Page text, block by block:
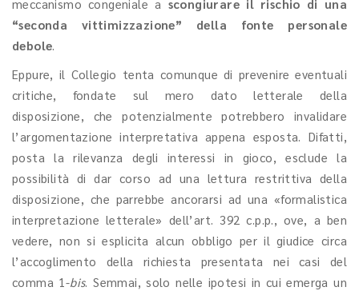
meccanismo congeniale a scongiurare il rischio di una
“seconda vittimizzazione” della fonte personale
debole.
Eppure, il Collegio tenta comunque di prevenire eventuali
critiche, fondate sul mero dato letterale della
disposizione, che potenzialmente potrebbero invalidare
l’argomentazione interpretativa appena esposta. Difatti,
posta la rilevanza degli interessi in gioco, esclude la
possibilità di dar corso ad una lettura restrittiva della
disposizione, che parrebbe ancorarsi ad una «formalistica
interpretazione letterale» dell’art. 392 c.p.p., ove, a ben
vedere, non si esplicita alcun obbligo per il giudice circa
l’accoglimento della richiesta presentata nei casi del
comma 1-bis. Semmai, solo nelle ipotesi in cui emerga un